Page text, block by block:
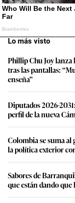
Lo más visto
Phillip Chu Joy lanza
tras las pantallas:
enseña”
Diputados 2026-
perfil de la nueva
Colombia se suma
la política exterior
Sabores de
que están dando que